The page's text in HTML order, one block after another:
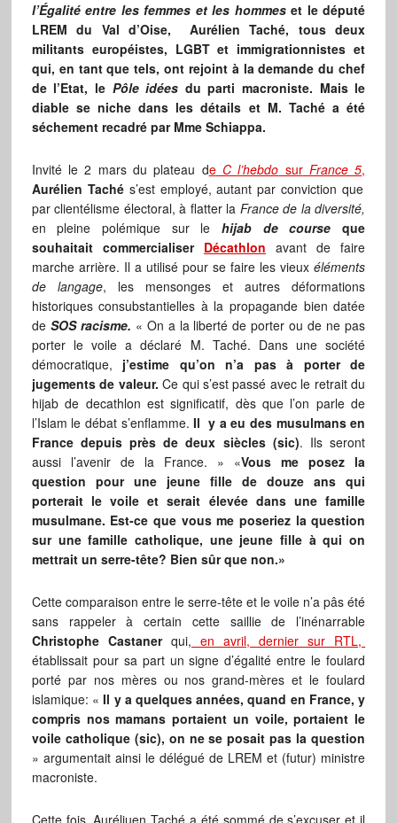
l’Égalité entre les femmes et les hommeset le député
LREM du Val d’Oise, Aurélien Taché, tous deux
militants européistes, LGBT et immigrationnistes et
qui, en tant que tels, ont rejoint à la demande du chef
de l’Etat, le Pôle idées du parti macroniste. Mais le
diable se niche dans les détails et M. Taché a été
séchement recadré par Mme Schiappa.
Invité le 2 mars du plateau deC l’hebdo surFrance 5,
Aurélien Tachés’est employé, autant par conviction que
par clientélisme électoral, à flatter la France de la diversité,
en pleine polémique sur le hijab de course que
souhaitait commercialiser Décathlon avant de faire
marche arrière. Il a utilisé pour se faire les vieuxéléments
de langage, les mensonges et autres déformations
historiques consubstantielles à la propagande bien datée
de SOS racisme. « On a la liberté de porter ou de ne pas
porter le voile a déclaré M. Taché. Dans une société
démocratique, j’estime qu’on n’a pas à porter de
jugements de valeur. Ce qui s’est passé avec le retrait du
hijab de decathlon est significatif, dès que l’on parle de
l’Islam le débat s’enflamme. Il y a eu des musulmans en
France depuis près de deux siècles (sic). Ils seront
aussi l’avenir de la France. » «Vous me posez la
question pour une jeune fille de douze ans qui
porterait le voile et serait élevée dans une famille
musulmane. Est-ce que vous me poseriez la question
sur une famille catholique, une jeune fille à qui on
mettrait un serre-tête? Bien sûr que non.»
Cette comparaison entre le serre-tête et le voile n’a pâs été
sans rappeler à certain cette saillie de l’inénarrable
Christophe Castanerqui, en avril, dernier sur RTL,
établissait pour sa part un signe d’égalité entre le foulard
porté par nos mères ou nos grand-mères et le foulard
islamique: «Il y a quelques années, quand en France, y
compris nos mamans portaient un voile, portaient le
voile catholique (sic), on ne se posait pas la question
» argumentait ainsi le délégué de LREM et (futur) ministre
macroniste.
Cette fois, Auréliuen Taché a été sommé de s’excuser et il